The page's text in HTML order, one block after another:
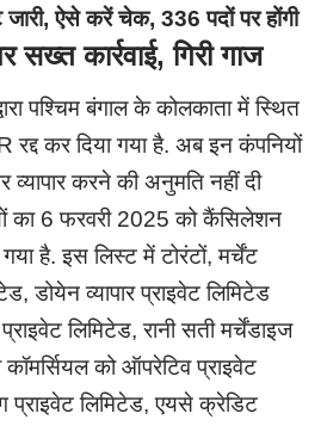
जारी, ऐसे करें चेक, 336 पदों पर होंगी
सख्त कार्रवाई,गिरी गाज
पश्चिम बंगाल के कोलकाता में स्थित
कर दिया गया है. अब इन कंपनियों
व्यापार करने की अनुमति नहीं दी
का 6 फरवरी 2025 को कैंसिलेशन
है. इस लिस्ट में टोरंटों, मर्चेंट
डोयेन व्यापार प्राइवेट लिमिटेड
लिमिटेड, रानी सती मर्चेंडाइज
कॉमर्सियल को ऑपरेटिव प्राइवेट
प्राइवेट लिमिटेड, एयसे क्रेडिट